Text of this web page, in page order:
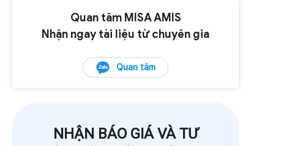
Quan tâm MISA AMIS
Nhận ngay tài liệu từ chuyên gia
Quan tâm
NHẬN BÁO GIÁ VÀ TƯ